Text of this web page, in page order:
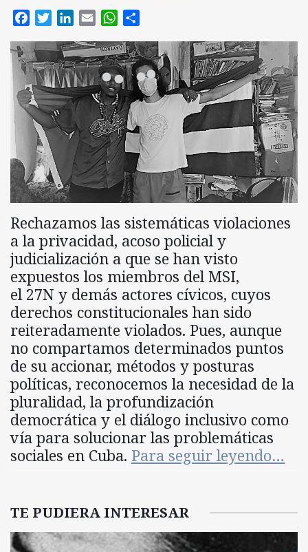
FacebookTwitterLinkedIn
Email WhatsApp
Rechazamos las sistemáticas violaciones
a la privacidad, acoso policial y
judicialización a que se han visto
expuestos los miembros del MSI,
el 27N y demás actores cívicos, cuyos
derechos constitucionales han sido
reiteradamente violados. Pues, aunque
no compartamos determinados puntos
de su accionar, métodos y posturas
políticas, reconocemos la necesidad de la
pluralidad, la profundización
democrática y el diálogo inclusivo como
vía para solucionar las problemáticas
sociales en Cuba. Para seguir leyendo…
TE PUDIERA INTERESAR